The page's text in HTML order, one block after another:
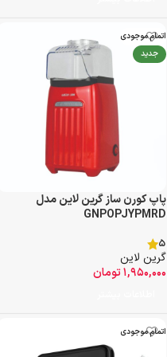
اتمام موجودی
جدید
پاپ کورن ساز گرین لاین مدل
GNPOPJYPMRD
5
گرین لاین
۱,۹۵۰,۰۰۰تومان
اتمام موجودی